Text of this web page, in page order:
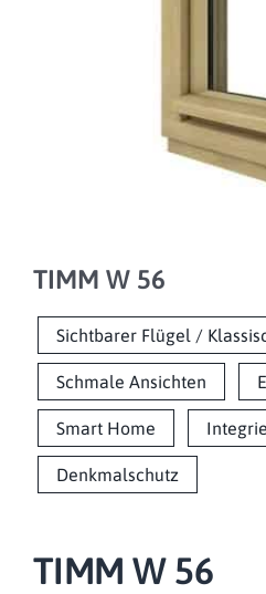
TIMM W 56
Sichtbarer Flügel /
Schmale Ansichten
Smart Home
Denkmalschutz
TIMM W 56